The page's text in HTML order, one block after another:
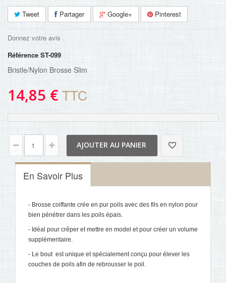
Tweet Partager Google+ Pinterest
Donnez votre avis
Référence ST-099
Bristle/Nylon Brosse Slim
14,85 € TTC
AJOUTER AU PANIER
En Savoir Plus
- Brosse coiffante crée en pur poils avec des fils en nylon pour
bien pénétrer dans les poils épais.
- Idéal pour crêper et mettre en model et pour créer un volume
supplémentaire.
- Le bout est unique et spécialement conçu pour élever les
couches de poils afin de rebrousser le poil.